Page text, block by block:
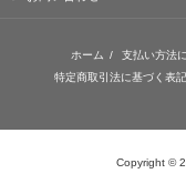
ホーム / 支払い方法
特定商取引法に基づく表記
Copyright ©